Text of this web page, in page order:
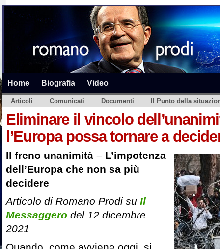
Home Biografia Video
Articoli Comunicati Documenti Il Punto della
Eliminare il vincolo
l’Europa possa tornare a
Il freno unanimità – L’impotenza
dell’Europa che non sa più
decidere
Articolo di Romano Prodi su Il
Messaggero del 12 dicembre
2021